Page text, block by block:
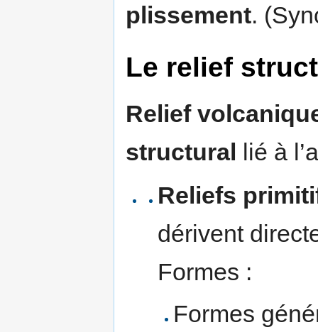
plissement.
Le relief
Relief
structural
lié à
Reliefs
dérivent
Formes :
Formes